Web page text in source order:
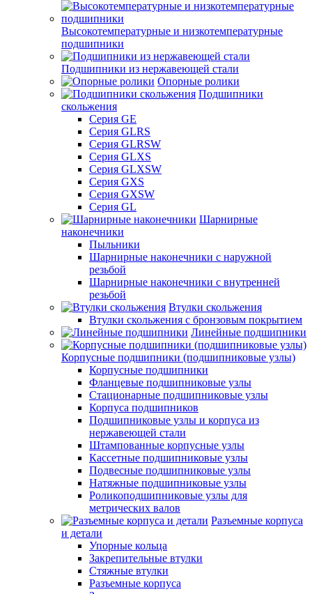
Высокотемпературные и низкотемпературные
подшипники
Подшипники из нержавеющей стали
Опорные ролики
Подшипники
скольжения
Серия GE
Серия GLRS
Серия GLRSW
Серия GLXS
Серия GLXSW
Серия GXS
Серия GXSW
Серия GL
Шарнирные
наконечники
Пыльники
Шарнирные наконечники с наружной
резьбой
Шарнирные наконечники с внутренней
резьбой
Втулки скольжения
Втулки скольжения с бронзовым покрытием
Линейные подшипники
Корпусные подшипники (подшипниковые узлы)
Корпусные подшипники
Фланцевые подшипниковые узлы
Стационарные подшипниковые узлы
Корпуса подшипников
Подшипниковые узлы и корпуса из
нержавеющей стали
Штампованные корпусные узлы
Кассетные подшипниковые узлы
Подвесные подшипниковые узлы
Натяжные подшипниковые узлы
Роликоподшипниковые узлы для
метрических валов
Разъемные корпуса
и детали
Упорные кольца
Закрепительные втулки
Стяжные втулки
Разъемные корпуса